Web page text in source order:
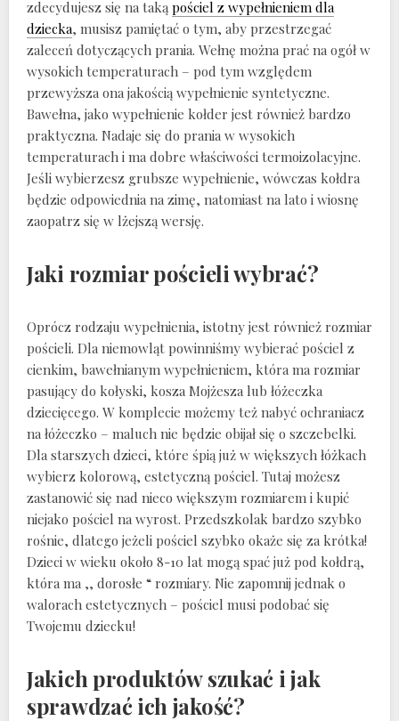
zdecydujesz się na takąpościel z wypełnieniem dla
dziecka, musisz pamiętać o tym, aby przestrzegać
zaleceń dotyczących prania. Wełnę można prać na ogół w
wysokich temperaturach – pod tym względem
przewyższa ona jakością wypełnienie syntetyczne.
Bawełna, jako wypełnienie kołder jest również bardzo
praktyczna. Nadaje się do prania w wysokich
temperaturach i ma dobre właściwości termoizolacyjne.
Jeśli wybierzesz grubsze wypełnienie, wówczas kołdra
będzie odpowiednia na zimę, natomiast na lato i wiosnę
zaopatrz się w lżejszą wersję.
Jaki rozmiar pościeli wybrać?
Oprócz rodzaju wypełnienia, istotny jest również rozmiar
pościeli. Dla niemowląt powinniśmy wybierać pościel z
cienkim, bawełnianym wypełnieniem, która ma rozmiar
pasujący do kołyski, kosza Mojżesza lub łóżeczka
dziecięcego. W komplecie możemy też nabyć ochraniacz
na łóżeczko – maluch nie będzie obijał się o szczebelki.
Dla starszych dzieci, które śpią już w większych łóżkach
wybierz kolorową, estetyczną pościel. Tutaj możesz
zastanowić się nad nieco większym rozmiarem i kupić
niejako pościel na wyrost. Przedszkolak bardzo szybko
rośnie, dlatego jeżeli pościel szybko okaże się za krótka!
Dzieci w wieku około 8-10 lat mogą spać już pod kołdrą,
która ma ,, dorosłe “ rozmiary. Nie zapomnij jednak o
walorach estetycznych – pościel musi podobać się
Twojemu dziecku!
Jakich produktów szukać i jak
sprawdzać ich jakość?